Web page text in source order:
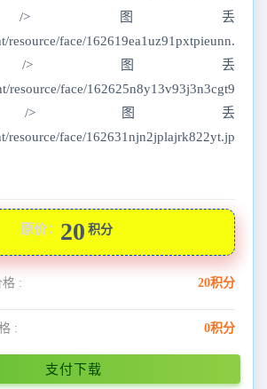
/>图丢
resource/face/162619ea1uz91pxtpieunn.
/>图丢
resource/face/162625n8y13v93j3n3cgt9
/>图丢
resource/face/162631njn2jplajrk822yt.jp
原价： 20 积分
格 : 20积分
: 0积分
支付下载